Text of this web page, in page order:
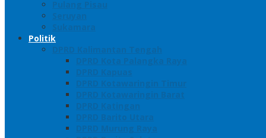
Pulang Pisau
Seruyan
Sukamara
Politik
DPRD Kalimantan Tengah
DPRD Kota Palangka Raya
DPRD Kapuas
DPRD Kotawaringin Timur
DPRD Kotawaringin Barat
DPRD Katingan
DPRD Barito Utara
DPRD Murung Raya